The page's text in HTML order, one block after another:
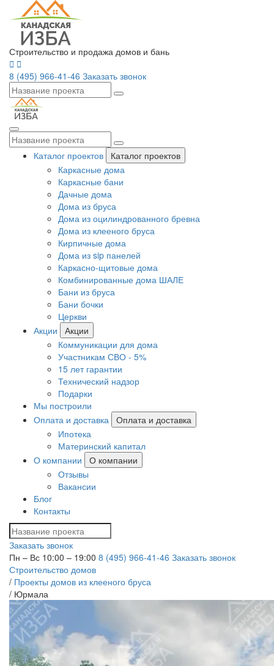
Строительство и продажа домов и бань
8 (495) 966-41-46 Заказать звонок
Каталог проектов
Каталог проектов
Каркасные дома
Каркасные бани
Дачные дома
Дома из бруса
Дома из оцилиндрованного бревна
Дома из клееного бруса
Кирпичные дома
Дома из sip панелей
Каркасно-щитовые дома
Комбинированные дома ШАЛЕ
Бани из бруса
Бани бочки
Церкви
Акции
Акции
Коммуникации для дома
Участникам СВО - 5%
15 лет гарантии
Технический надзор
Подарки
Мы построили
Оплата и доставка
Оплата и доставка
Ипотека
Материнский капитал
О компании
О компании
Отзывы
Вакансии
Блог
Контакты
Заказать звонок
Пн – Вс 10:00 – 19:00 8 (495) 966-41-46 Заказать звонок
Строительство домов
/ Проекты домов из клееного бруса
/ Юрмала